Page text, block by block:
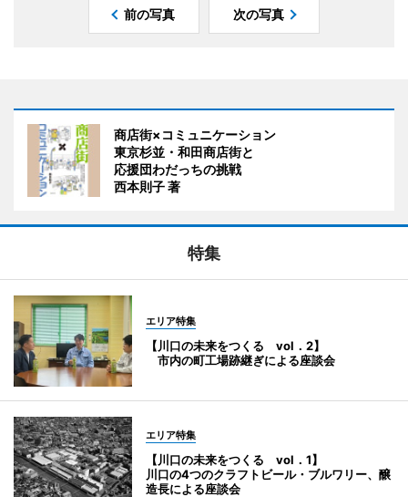
前の写真 次の写真
商店街×コミュニケーション
東京杉並・和田商店街と
応援団わだっちの挑戦
西本則子 著
特集
エリア特集
【川口の未来をつくる vol．2】
市内の町工場跡継ぎによる座談会
エリア特集
【川口の未来をつくる vol．1】
川口の4つのクラフトビール・ブルワリー、醸
造長による座談会